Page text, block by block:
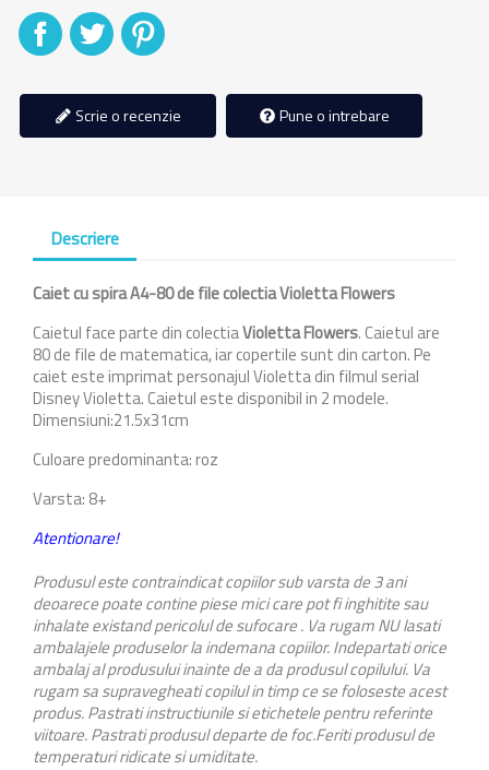
DistribuitiTweet
Scrie o recenzie Pune o intrebare
Descriere
Caiet cu spira A4-80 de file colectia Violetta Flowers
Caietul face parte din colectiaVioletta Flowers. Caietul are
80 de file de matematica, iar copertile sunt din carton. Pe
caiet este imprimat personajul Violetta din filmul serial
Disney Violetta. Caietul este disponibil in 2 modele.
Dimensiuni:21.5x31cm
Culoare predominanta: roz
Varsta: 8+
Atentionare!
Produsul este contraindicat copiilor sub varsta de 3 ani
deoarece poate contine piese mici care pot fi inghitite sau
inhalate existand pericolul de sufocare . Va rugam NU lasati
ambalajele produselor la indemana copiilor. Indepartati orice
ambalaj al produsului inainte de a da produsul copilului. Va
rugam sa supravegheati copilul in timp ce se foloseste acest
produs. Pastrati instructiunile si etichetele pentru referinte
viitoare. Pastrati produsul departe de foc.Feriti produsul de
temperaturi ridicate si umiditate.